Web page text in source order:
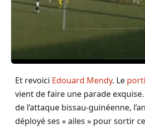
Et revoici Edouard Mendy. Le
vient de faire une parade
de l’attaque bissau-guinéenne,
déployé ses « ailes » pour sortir